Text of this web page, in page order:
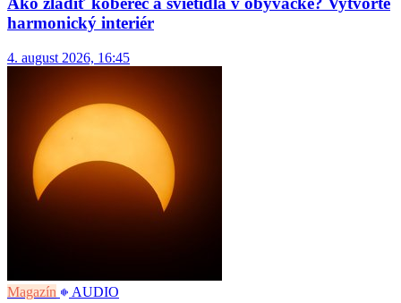
harmonický interiér
4. august 2026, 16:45
Magazín AUDIO